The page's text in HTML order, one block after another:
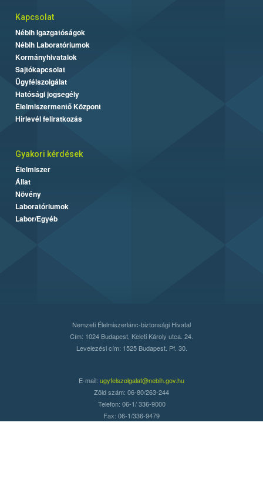
Kapcsolat
Nébih Igazgatóságok
Nébih Laboratóriumok
Kormányhivatalok
Sajtókapcsolat
Ügyfélszolgálat
Hatósági jogsegély
Élelmiszermentő Központ
Hírlevél feliratkozás
Gyakori kérdések
Élelmiszer
Állat
Növény
Laboratóriumok
Labor/Egyéb
Nemzeti Élelmiszerlánc-biztonsági Hivatal
Cím: 1024 Budapest, Keleti Károly utca. 24.
Levelezési cím: 1525 Budapest. Pf. 30.
E-mail: ugyfelszolgalat@nebih.gov.hu
Zöld szám: 06-80/263-244
Telefon: 06-1/ 336-9000
Fax: 06-1/336-9479